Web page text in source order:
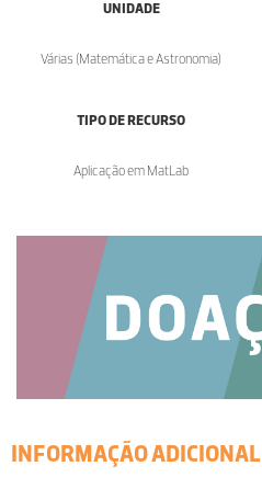
UNIDADE
Várias (Matemática e Astronomia)
TIPO DE RECURSO
Aplicação em MatLab
INFORMAÇÃO ADICIONAL